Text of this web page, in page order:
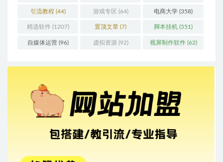
引流教程 (44) 游戏专区 (64) 电商大学 (358)
精选软件(1207) 置顶文章 (7) 脚本挂机 (551)
自媒体运营(96) 虚拟资源 (92) 视屏制作软件(62)